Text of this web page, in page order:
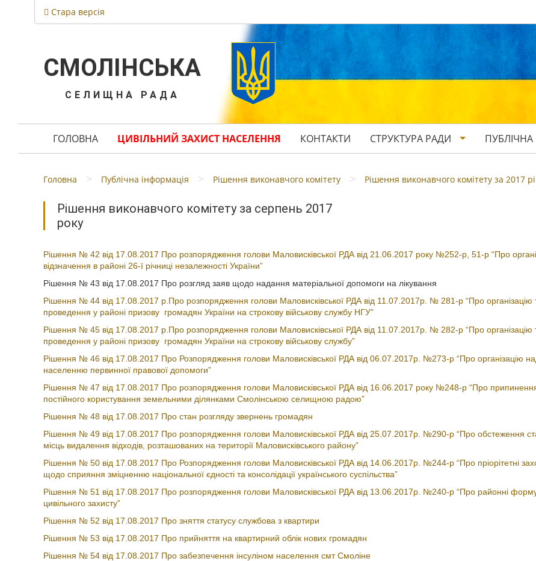
Стара версія
СМОЛІНСЬКА
СЕЛИЩНА РАДА
ГОЛОВНА ЦИВІЛЬНИЙ ЗАХИСТ НАСЕЛЕННЯ КОНТАКТИ СТРУКТУРА РАДИ
Головна > Публічна інформація > Рішення виконавчого комітету > Рішення виконавчого комітету за 2017
Рішення виконавчого комітету за серпень 2017
року
Рішення № 42 від 17.08.2017 Про розпорядження голови Маловисківської РДА від 21.06.2017 року №252-р, 51-р “Про
відзначення в районі 26-ї річниці незалежності України”
Рішення № 43 від 17.08.2017 Про розгляд заяв щодо надання матеріальної допомоги на лікування
Рішення № 44 від 17.08.2017 р.Про розпорядження голови Маловисківської РДА від 11.07.2017р. № 281-р “Про організацію
проведення у районі призову громадян України на строкову військову службу НГУ”
Рішення № 45 від 17.08.2017 р.Про розпорядження голови Маловисківської РДА від 11.07.2017р. № 282-р “Про організацію
проведення у районі призову громадян України на строкову військову службу”
Рішення № 46 від 17.08.2017 Про Розпорядження голови Маловисківської РДА від 06.07.2017р. №273-р “Про організацію
населенню первинної правової допомоги”
Рішення № 47 від 17.08.2017 Про розпорядження голови Маловисківської РДА від 16.06.2017 року №248-р “Про
постійного користування земельними ділянками Смолінською селищною радою”
Рішення № 48 від 17.08.2017 Про стан розгляду звернень громадян
Рішення № 49 від 17.08.2017 Про розпорядження голови Маловисківської РДА від 25.07.2017р. №290-р “Про обстеження
місць видалення відходів, розташованих на території Маловисківського району”
Рішення № 50 від 17.08.2017 Про Розпорядження голови Маловисківської РДА від 14.06.2017р. №244-р “Про пріорітетні
щодо сприяння зміцненню національної єдності та консолідації українського суспільства”
Рішення № 51 від 17.08.2017 Про розпорядження голови Маловисківської РДА від 13.06.2017р. №240-р “Про районні
цивільного захисту”
Рішення № 52 від 17.08.2017 Про зняття статусу службова з квартири
Рішення № 53 від 17.08.2017 Про прийняття на квартирний облік нових громадян
Рішення № 54 від 17.08.2017 Про забезпечення інсуліном населення смт Смоліне